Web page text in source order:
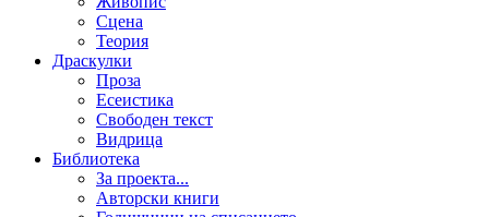
Сцена
Теория
Драскулки
Проза
Есеистика
Свободен текст
Видрица
Библиотека
За проекта...
Авторски книги